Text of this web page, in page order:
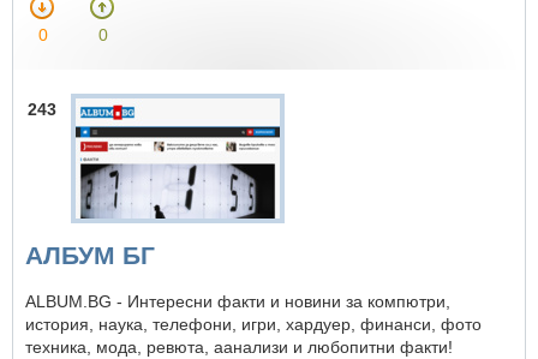
0 0
243
АЛБУМ БГ
ALBUM.BG - Интересни факти и новини за компютри,
история, наука, телефони, игри, хардуер, финанси, фото
техника, мода, ревюта, аанализи и любопитни факти!